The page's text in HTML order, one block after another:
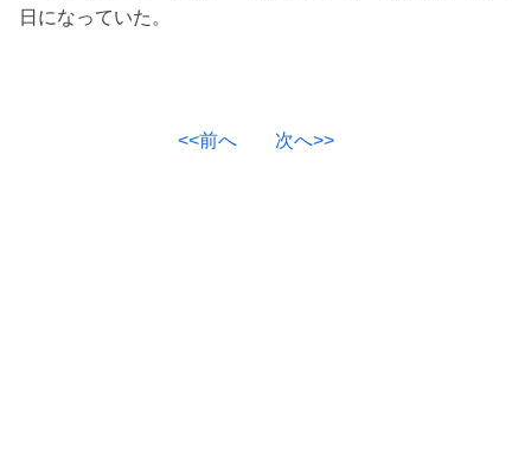
日になっていた。
<<前へ 次へ>>